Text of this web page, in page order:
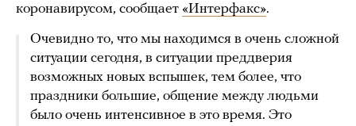
коронавирусом, сообщает «Интерфакс».
Очевидно то, что мы находимся в очень сложной
ситуации сегодня, в ситуации преддверия
возможных новых вспышек, тем более, что
праздники большие, общение между людьми
было очень интенсивное в это время. Это